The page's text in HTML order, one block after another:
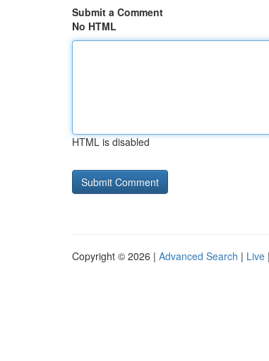
Submit a Comment
No HTML
HTML is disabled
Copyright © 2026 | Advanced Search | Live |